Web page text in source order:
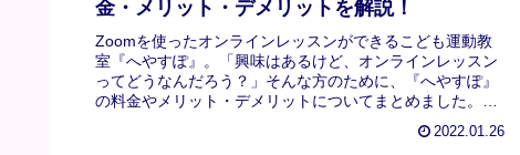
金・メリット・デメリットを解説！
Zoomを使ったオンラインレッスンができるこども運動教
室『へやすぽ』。「興味はあるけど、オンラインレッスン
ってどうなんだろう？」そんな方のために、『へやすぽ』
の料金やメリット・デメリットについてまとめました。子
2022.01.26